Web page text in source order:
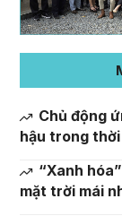
Chủ động
hậu trong
“Xanh
mặt trời mái